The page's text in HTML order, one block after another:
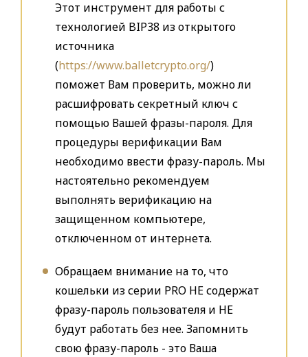
Этот инструмент для работы с
технологией BIP38 из открытого
источника
(https://www.balletcrypto.org/)
поможет Вам проверить, можно ли
расшифровать секретный ключ с
помощью Вашей фразы-пароля. Для
процедуры верификации Вам
необходимо ввести фразу-пароль. Мы
настоятельно рекомендуем
выполнять верификацию на
защищенном компьютере,
отключенном от интернета.
Обращаем внимание на то, что
кошельки из серии PRO НЕ содержат
фразу-пароль пользователя и НЕ
будут работать без нее. Запомнить
свою фразу-пароль - это Ваша